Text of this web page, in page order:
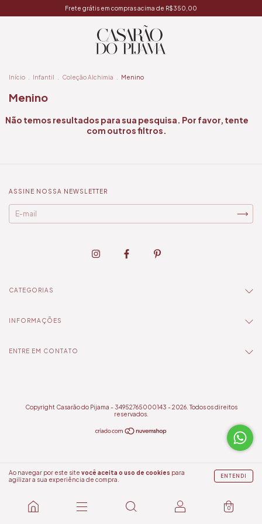
Frete grátis em compras acima de R$350,00
Ao navegar por este site você aceita o uso de cookies para
agilizar a sua experiência de compra.
ENTENDI
0
Início Infantil Coleção Alchimia Menino
Menino
Não temos resultados para sua pesquisa. Por favor, tente
com outros filtros.
ASSINE NOSSA NEWSLETTER
CATEGORIAS
INFORMAÇÕES
ENTRE EM CONTATO
Copyright Casarão do Pijama - 34952765000143 - 2026. Todos os direitos
reservados.